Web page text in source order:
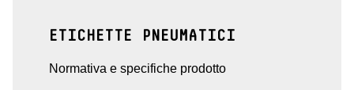
ETICHETTE PNEUMATICI
Normativa e specifiche prodotto